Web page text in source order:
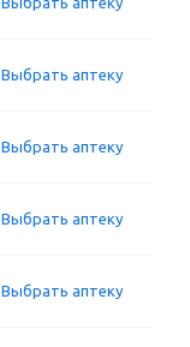
Выбрать аптеку
Выбрать аптеку
Выбрать аптеку
Выбрать аптеку